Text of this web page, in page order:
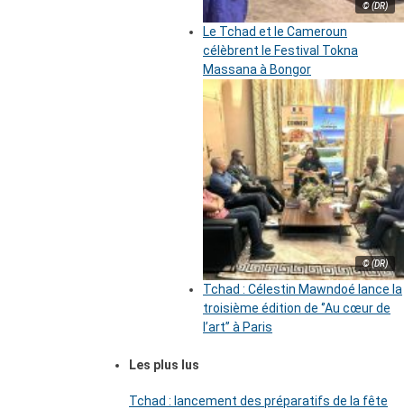
© (DR)
Le Tchad et le Cameroun
célèbrent le Festival Tokna
Massana à Bongor
© (DR)
Tchad : Célestin Mawndoé lance la
troisième édition de ‘’Au cœur de
l’art’’ à Paris
Les plus lus
Tchad : lancement des préparatifs de la fête